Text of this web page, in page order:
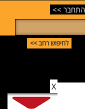
X
התחבר >>
לחיפוש רחב >>